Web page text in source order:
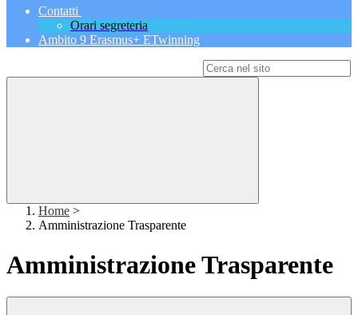
Contatti
Orari segreteria
Ambito 9 Erasmus+ ETwinning
Home >
Amministrazione Trasparente
Amministrazione Trasparente